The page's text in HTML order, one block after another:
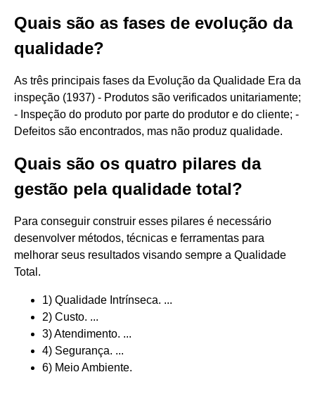
Quais são as fases de evolução da
qualidade?
As três principais fases da Evolução da Qualidade Era da
inspeção (1937) - Produtos são verificados unitariamente;
- Inspeção do produto por parte do produtor e do cliente; -
Defeitos são encontrados, mas não produz qualidade.
Quais são os quatro pilares da
gestão pela qualidade total?
Para conseguir construir esses pilares é necessário
desenvolver métodos, técnicas e ferramentas para
melhorar seus resultados visando sempre a Qualidade
Total.
1) Qualidade Intrínseca. ...
2) Custo. ...
3) Atendimento. ...
4) Segurança. ...
6) Meio Ambiente.